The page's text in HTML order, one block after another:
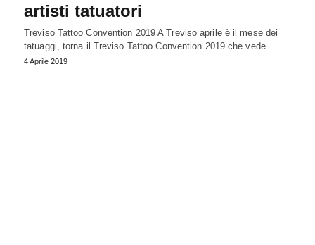
artisti tatuatori
Treviso Tattoo Convention 2019 A Treviso aprile è il mese dei
tatuaggi, torna il Treviso Tattoo Convention 2019 che vede…
4 Aprile 2019